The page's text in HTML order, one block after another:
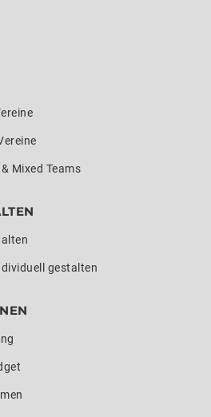
Mixed Teams
gestalten